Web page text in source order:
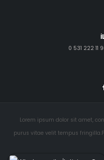
0 531 222
Lorem ipsum dolor sit amet,
purus vitae velit tempus